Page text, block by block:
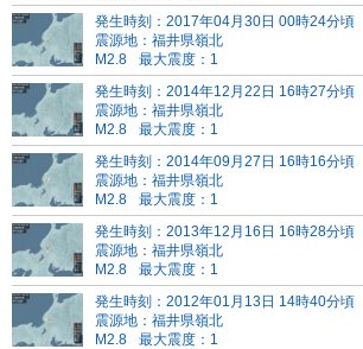
発生時刻：2017年04月30日 00時24分頃
震源地：福井県嶺北
M2.8
最大震度：1
発生時刻：2014年12月22日 16時27分頃
震源地：福井県嶺北
M2.8
最大震度：1
発生時刻：2014年09月27日 16時16分頃
震源地：福井県嶺北
M2.8
最大震度：1
発生時刻：2013年12月16日 16時28分頃
震源地：福井県嶺北
M2.8
最大震度：1
発生時刻：2012年01月13日 14時40分頃
震源地：福井県嶺北
M2.8
最大震度：1